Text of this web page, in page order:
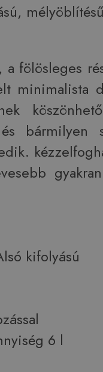
a fölösleges
minimalista
bármilyen
kifolyású
6 l